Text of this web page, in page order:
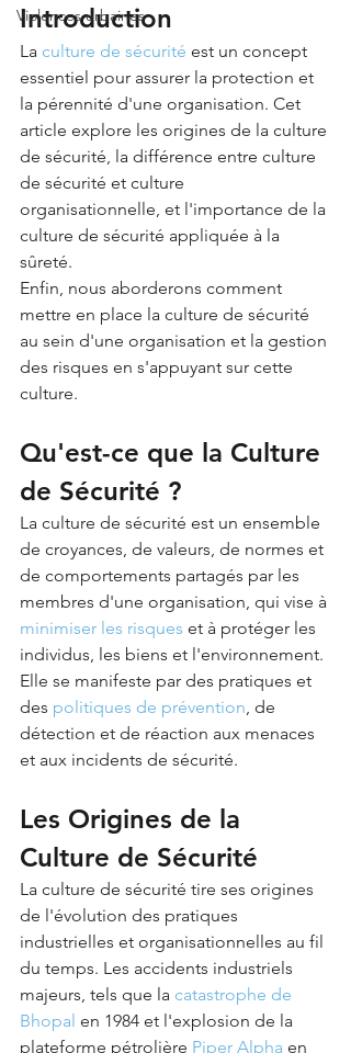
Violences urbaines
Introduction
La culture de sécurité est un concept
essentiel pour assurer la protection et
la pérennité d'une organisation. Cet
article explore les origines de la culture
de sécurité, la différence entre culture
de sécurité et culture
organisationnelle, et l'importance de la
culture de sécurité appliquée à la
sûreté.
Enfin, nous aborderons comment
mettre en place la culture de sécurité
au sein d'une organisation et la gestion
des risques en s'appuyant sur cette
culture.
Qu'est-ce que la Culture
de Sécurité ?
La culture de sécurité est un ensemble
de croyances, de valeurs, de normes et
de comportements partagés par les
membres d'une organisation, qui vise à
minimiser les risques et à protéger les
individus, les biens et l'environnement.
Elle se manifeste par des pratiques et
des politiques de prévention , de
détection et de réaction aux menaces
et aux incidents de sécurité.
Les Origines de la
Culture de Sécurité
La culture de sécurité tire ses origines
de l'évolution des pratiques
industrielles et organisationnelles au fil
du temps. Les accidents industriels
majeurs, tels que la catastrophe de
Bhopal en 1984 et l'explosion de la
plateforme pétrolière Piper Alpha en